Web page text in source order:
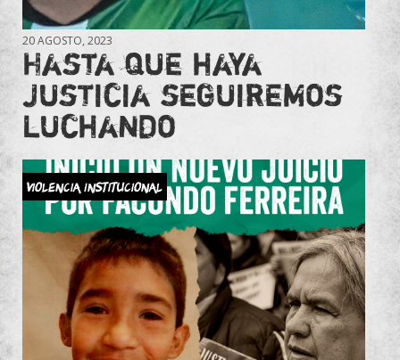
20 AGOSTO, 2023
Hasta que haya
justicia seguiremos
luchando
Violencia Institucional